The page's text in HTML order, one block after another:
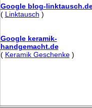
Google blog-
( Linktausch )
Google keramik-
handgemacht.de
( Keramik Geschenke)